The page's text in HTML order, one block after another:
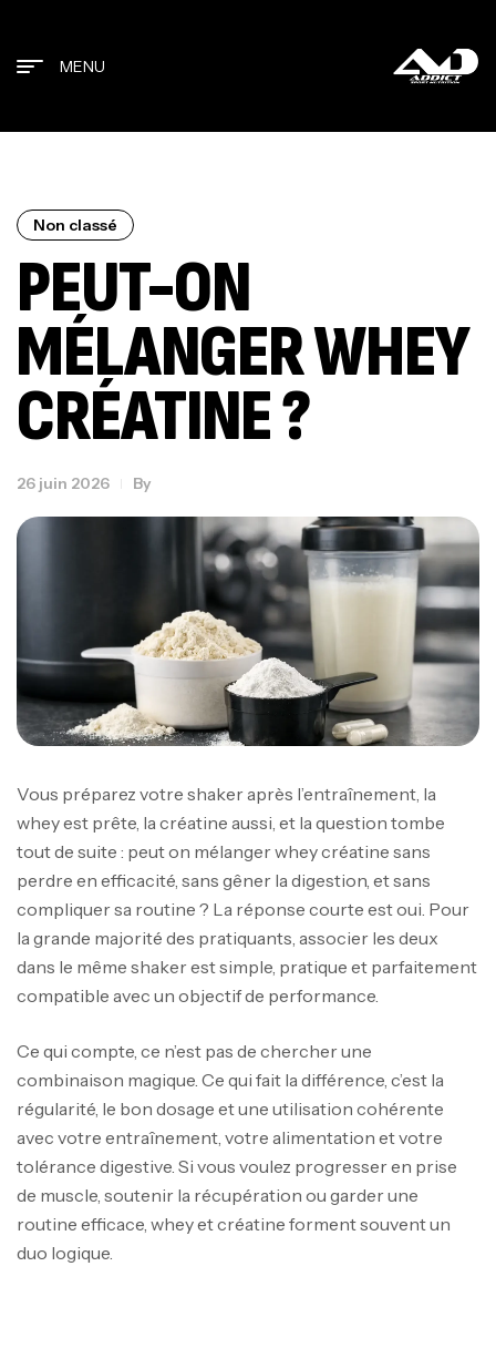
MENU
Non classé
PEUT-ON
MÉLANGER WHEY
CRÉATINE ?
26 juin 2026 By
Vous préparez votre shaker après l’entraînement, la
whey est prête, la créatine aussi, et la question tombe
tout de suite : peut on mélanger whey créatine sans
perdre en efficacité, sans gêner la digestion, et sans
compliquer sa routine ? La réponse courte est oui. Pour
la grande majorité des pratiquants, associer les deux
dans le même shaker est simple, pratique et parfaitement
compatible avec un objectif de performance.
Ce qui compte, ce n’est pas de chercher une
combinaison magique. Ce qui fait la différence, c’est la
régularité, le bon dosage et une utilisation cohérente
avec votre entraînement, votre alimentation et votre
tolérance digestive. Si vous voulez progresser en prise
de muscle, soutenir la récupération ou garder une
routine efficace, whey et créatine forment souvent un
duo logique.